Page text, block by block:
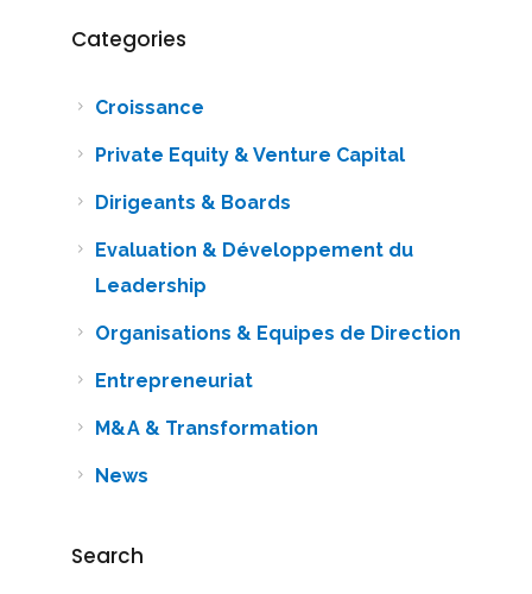
Categories
Croissance
Private Equity & Venture Capital
Dirigeants & Boards
Evaluation & Développement du
Leadership
Organisations & Equipes de Direction
Entrepreneuriat
M&A & Transformation
News
Search